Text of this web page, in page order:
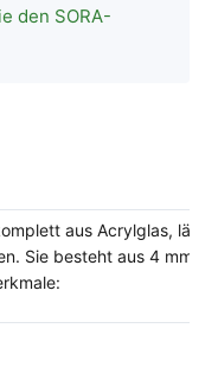
den SORA-
aus Acrylglas,
Sie besteht aus 4 mm